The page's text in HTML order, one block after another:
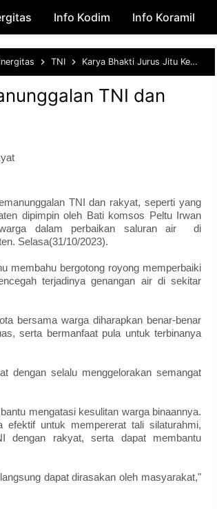
Skip to main content
Info Kodim Info Koramil
TNI Karya Bhakti Jurus Jitu Kemanunggalan TNI dan Rakyat
TNI dan
TNI dan rakyat, seperti yang
dipimpin oleh Bati komsos Peltu Irwan
dalam perbaikan saluran air di
Selasa(31/10/2023).
membahu bergotong royong memperbaiki
terjadinya genangan air di sekitar
bersama warga diharapkan benar-benar
serta bermanfaat pula untuk terbinanya
dengan selalu menggelorakan semangat
mengatasi kesulitan warga binaannya.
untuk mempererat tali silaturahmi,
dengan rakyat, serta dapat membantu
dapat dirasakan oleh masyarakat,"